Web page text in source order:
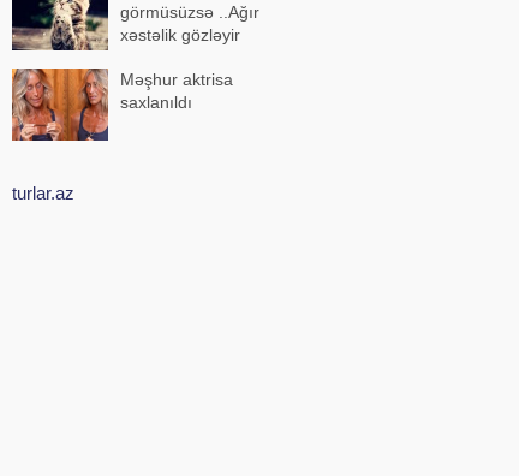
görmüsüzsə ..Ağır
xəstəlik gözləyir
Məşhur aktrisa
saxlanıldı
turlar.az